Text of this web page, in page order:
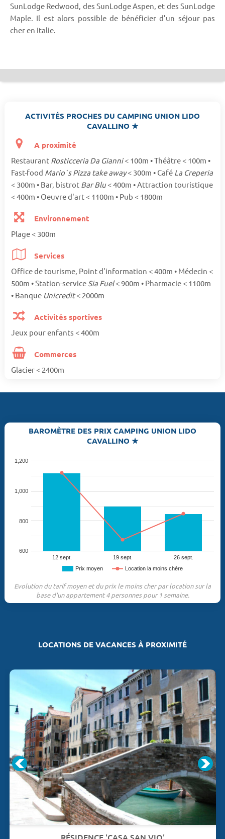
SunLodge Redwood, des SunLodge Aspen, et des SunLodge
Maple. Il est alors possible de bénéficier d’un séjour pas
cher en Italie.
ACTIVITÉS PROCHES DU CAMPING UNION LIDO
CAVALLINO ★
A proximité
Restaurant Rosticceria Da Gianni< 100m • Théâtre < 100m •
Fast-food Mario`s Pizza take away< 300m • Café La Creperia
< 300m • Bar, bistrot Bar Blu< 400m • Attraction touristique
< 400m • Oeuvre d'art < 1100m • Pub < 1800m
Environnement
Plage < 300m
Services
Office de tourisme, Point d'information < 400m • Médecin <
500m • Station-service Sia Fuel< 900m • Pharmacie < 1100m
• Banque Unicredit< 2000m
Activités sportives
Jeux pour enfants < 400m
Commerces
Glacier < 2400m
BAROMÈTRE DES PRIX CAMPING UNION LIDO
CAVALLINO ★
Prix moyen Location la moins chère
12 sept. 19 sept. 26 sept.
600
800
1,000
1,200
Evolution du tarif moyen et du prix le moins cher par location sur la
base d'un appartement 4 personnes pour 1 semaine.
LOCATIONS DE VACANCES À PROXIMITÉ